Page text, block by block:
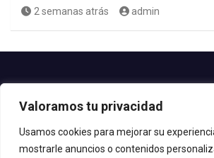
Valoramos tu privacidad
Usamos cookies para mejorar su
mostrarle anuncios o contenidos
2 semanas atrás admin
Teléfono: 952.80.24.44
© 2020 Delegación de Deportes